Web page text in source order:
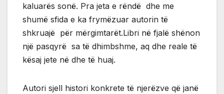
kaluarës sonë. Pra jeta e rëndë dhe me
shumë sfida e ka frymëzuar autorin të
shkruajë për mërgimtarët.Libri në fjalë shënon
një pasqyrë sa të dhimbshme, aq dhe reale të
kësaj jete në dhe të huaj.
Autori sjell histori konkrete të njerëzve që janë